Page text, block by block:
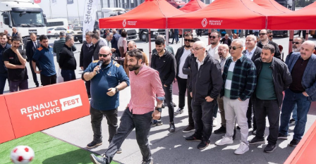
Gayrimenkul
Spor
Eğitim